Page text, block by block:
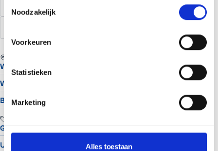
Noodzakelijk
Voorkeuren
Statistieken
Marketing
Alles toestaan
content strategie
Website laten maken in Assen
Website laten maken in Groningen
Bekijk alle locaties
Gratis Logo Maker
UTM Builder